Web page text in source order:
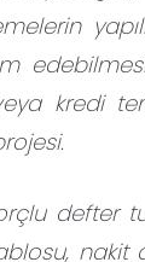
kredi
defter
nakit